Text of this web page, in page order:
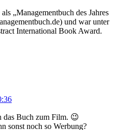
„Managementbuch des Jahres
und war unter
International Book Award.
das Buch zum Film. 😉
sonst noch so Werbung?